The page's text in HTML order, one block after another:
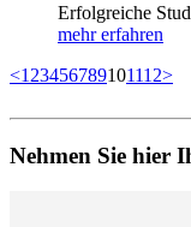
Erfolgreiche
mehr erfahren
<1 23456789101112>
Nehmen Sie hier